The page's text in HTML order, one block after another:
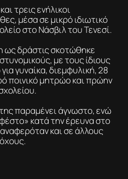
τρεις ενήλικοι
μέσα σε μικρό ιδιωτικό
στο Νάσβιλ του Τενεσί.
ως δράστις σκοτώθηκε
με τους ίδιους
γυναίκα, διεμφυλική, 28
ποινικό μητρώο και πρώην
παραμένει άγνωστο, ενώ
κατά την έρευνα στο
και σε άλλους